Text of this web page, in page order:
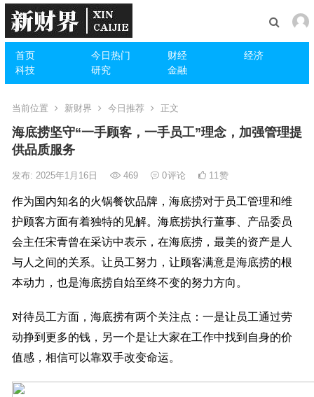
首页 今日热门 财经
经济
科技
研究 金融
当前位置 新财界 今日推荐 正文
海底捞坚守“一手顾客，一手员工”理念，加强管理提
供品质服务
发布: 2025年1月16日 469 0评论 11赞
作为国内知名的火锅餐饮品牌，海底捞对于员工管理和维
护顾客方面有着独特的见解。海底捞执行董事、产品委员
会主任宋青曾在采访中表示，在海底捞，最美的资产是人
与人之间的关系。让员工努力，让顾客满意是海底捞的根
本动力，也是海底捞自始至终不变的努力方向。
对待员工方面，海底捞有两个关注点：一是让员工通过劳
动挣到更多的钱，另一个是让大家在工作中找到自身的价
值感，相信可以靠双手改变命运。